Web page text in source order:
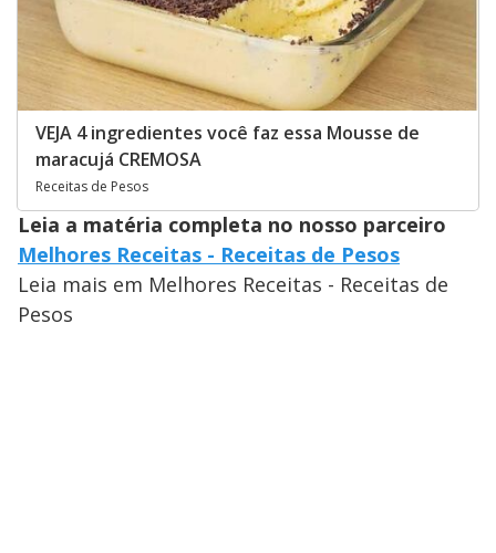
VEJA 4 ingredientes você faz essa Mousse de
maracujá CREMOSA
Receitas de Pesos
Leia a matéria completa no nosso parceiro
Melhores Receitas - Receitas de Pesos
Leia mais em Melhores Receitas - Receitas de
Pesos